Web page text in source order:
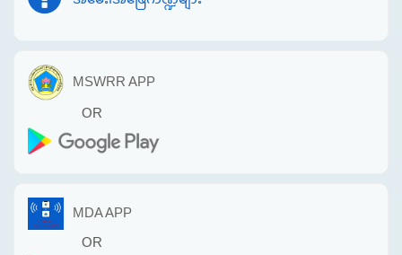
MSWRR APP
OR
MDA APP
OR